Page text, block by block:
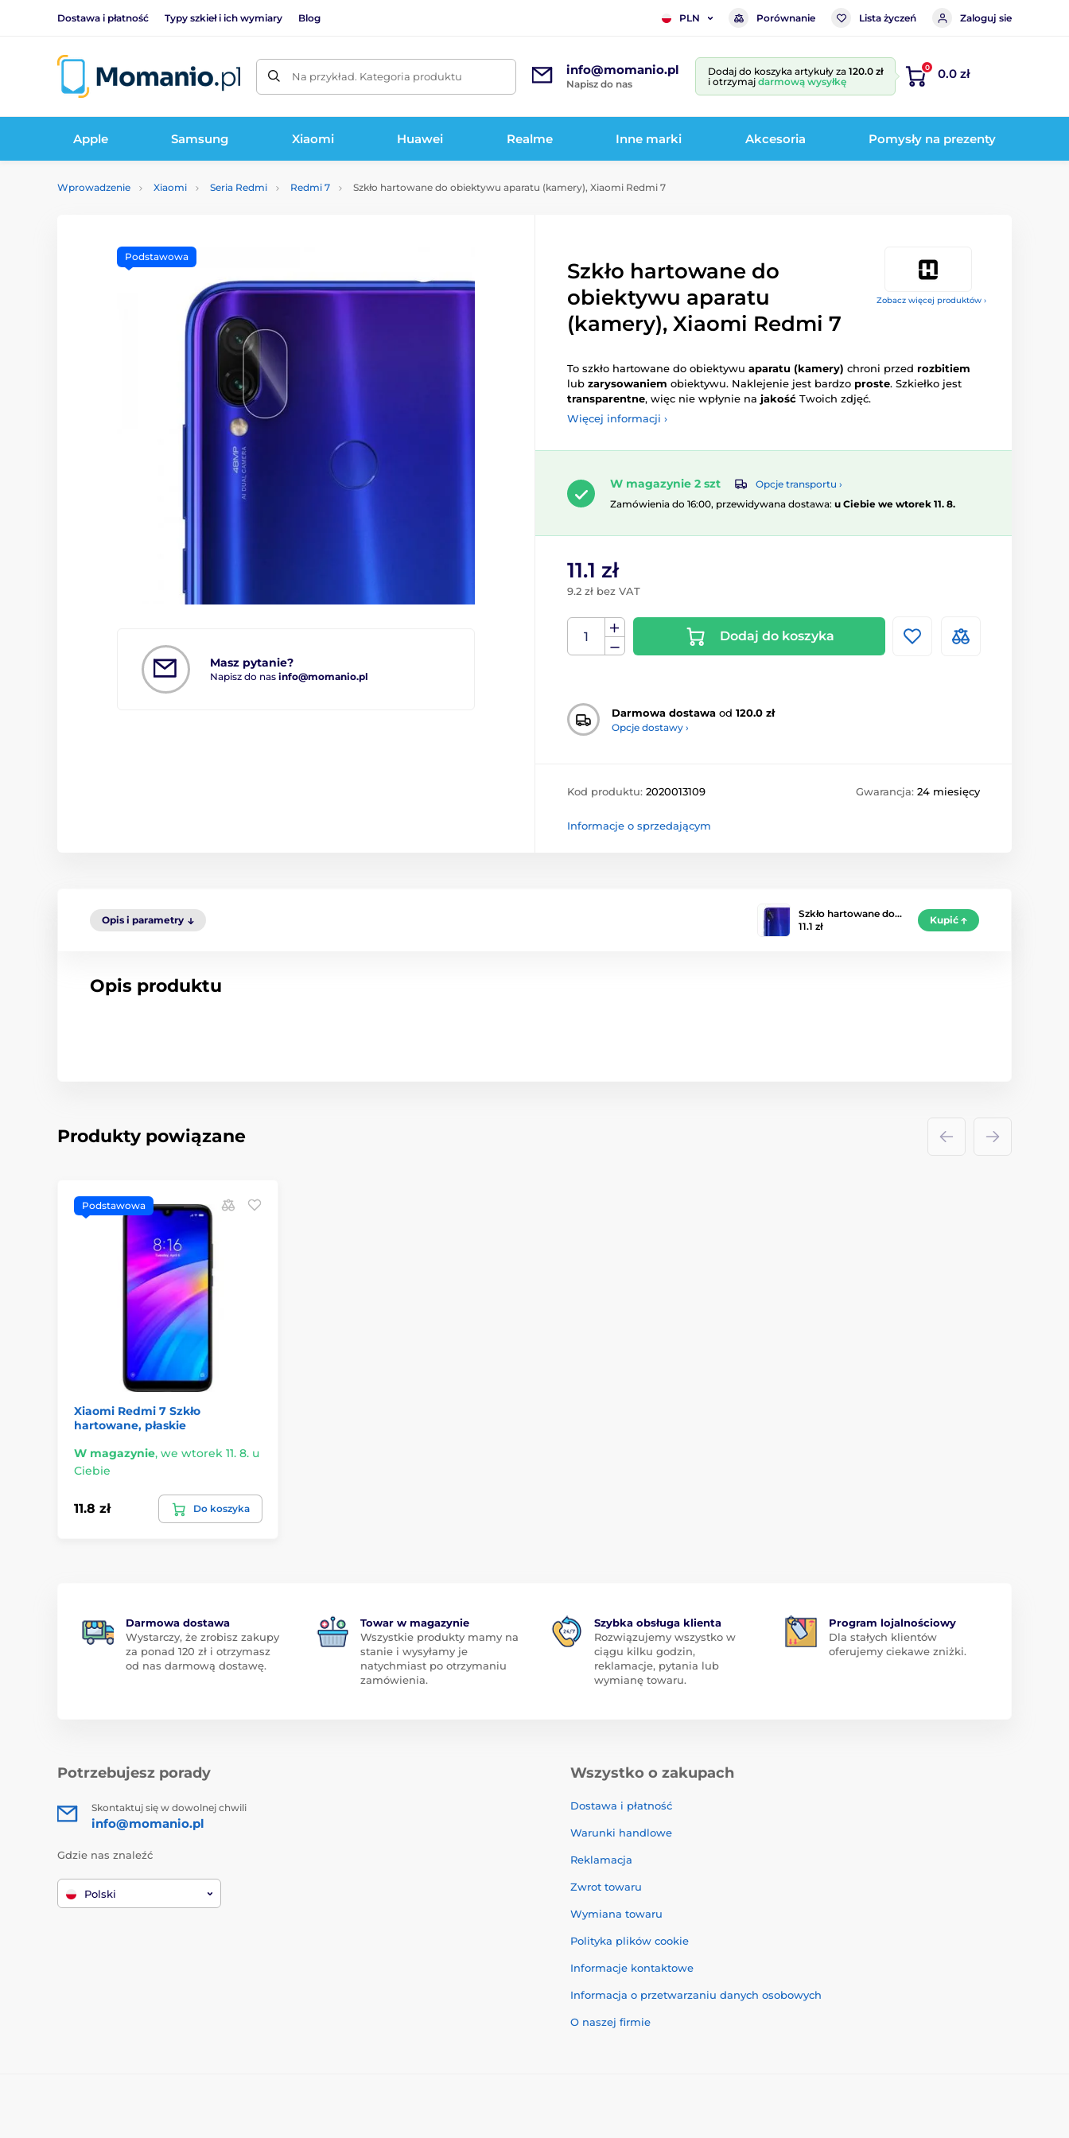
Dostawa i płatność Typy szkieł i ich wymiary Blog PLN Porównanie Lista życzeń Zaloguj sie
Na przykład. Kategoria produktu info@momanio.pl
Napisz do nas
Dodaj do koszyka artykuły za 120.0 zł
i otrzymaj darmową wysyłkę
0 0.0 zł
Apple Samsung Xiaomi Huawei Realme Inne marki Akcesoria Pomysły na prezenty
Wprowadzenie Xiaomi Seria Redmi Redmi 7 Szkło hartowane do obiektywu aparatu (kamery), Xiaomi Redmi 7
Zobacz więcej produktów ›
Masz pytanie?
Napisz do nas info@momanio.pl
Podstawowa
Szkło hartowane do
obiektywu aparatu
(kamery), Xiaomi Redmi 7
To szkło hartowane do obiektywu aparatu (kamery) chroni przed rozbitiem
lub zarysowaniem obiektywu. Naklejenie jest bardzo proste. Szkiełko jest
transparentne, więc nie wpłynie na jakość Twoich zdjęć.
Więcej informacji ›
W magazynie 2 szt
Opcje transportu ›
Zamówienia do 16:00, przewidywana dostawa: u Ciebie we wtorek 11. 8.
11.1 zł
9.2 zł bez VAT
Dodaj do koszyka
Darmowa dostawa od 120.0 zł
Opcje dostawy ›
Kod produktu: 2020013109 Gwarancja: 24 miesięcy
Informacje o sprzedającym
Opis i parametry
Szkło hartowane do…
11.1 zł
Kupić
Opis produktu
Produkty powiązane
Podstawowa
Xiaomi Redmi 7 Szkło
hartowane, płaskie
W magazynie, we wtorek 11. 8. u
Ciebie
11.8 zł Do koszyka
Darmowa dostawa
Wystarczy, że zrobisz zakupy
za ponad 120 zł i otrzymasz
od nas darmową dostawę.
Towar w magazynie
Wszystkie produkty mamy na
stanie i wysyłamy je
natychmiast po otrzymaniu
zamówienia.
Szybka obsługa klienta
Rozwiązujemy wszystko w
ciągu kilku godzin,
reklamacje, pytania lub
wymianę towaru.
Program lojalnościowy
Dla stałych klientów
oferujemy ciekawe zniżki.
Potrzebujesz porady
Skontaktuj się w dowolnej chwili
info@momanio.pl
Gdzie nas znaleźć
Polski
Wszystko o zakupach
Dostawa i płatność
Warunki handlowe
Reklamacja
Zwrot towaru
Wymiana towaru
Polityka plików cookie
Informacje kontaktowe
Informacja o przetwarzaniu danych osobowych
O naszej firmie